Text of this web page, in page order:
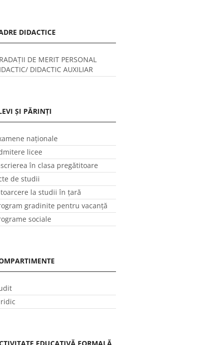
DIDACTICE
DE MERIT PERSONAL
DIDACTIC AUXILIAR
ȘI PĂRINȚI
naționale
licee
în clasa pregătitoare
de studii
la studii în ţară
gradinite pentru vacanţă
sociale